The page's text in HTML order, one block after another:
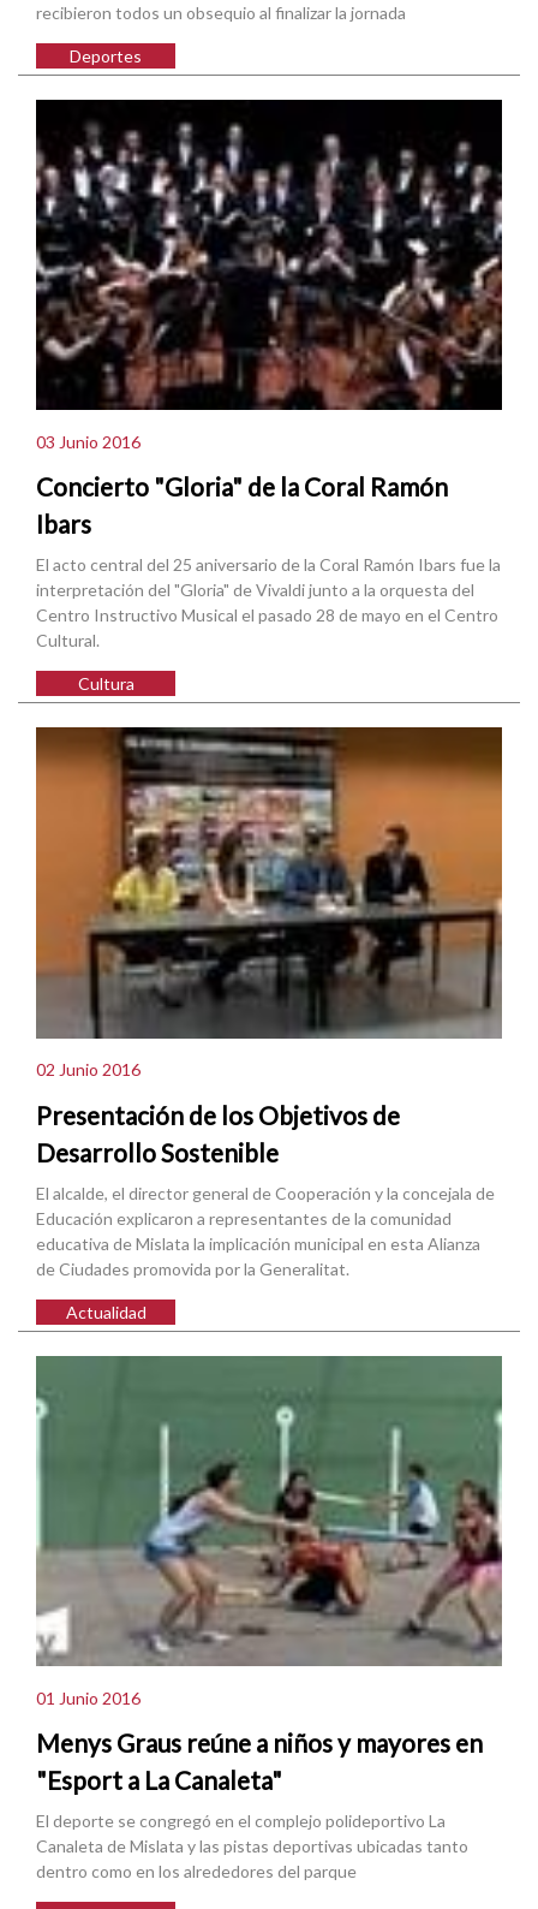
recibieron todos un obsequio al finalizar la jornada
Deportes
03 Junio 2016
Concierto "Gloria" de la Coral Ramón
Ibars
El acto central del 25 aniversario de la Coral Ramón Ibars fue la
interpretación del "Gloria" de Vivaldi junto a la orquesta del
Centro Instructivo Musical el pasado 28 de mayo en el Centro
Cultural.
Cultura
02 Junio 2016
Presentación de los Objetivos de
Desarrollo Sostenible
El alcalde, el director general de Cooperación y la concejala de
Educación explicaron a representantes de la comunidad
educativa de Mislata la implicación municipal en esta Alianza
de Ciudades promovida por la Generalitat.
Actualidad
01 Junio 2016
Menys Graus reúne a niños y mayores en
"Esport a La Canaleta"
El deporte se congregó en el complejo polideportivo La
Canaleta de Mislata y las pistas deportivas ubicadas tanto
dentro como en los alrededores del parque